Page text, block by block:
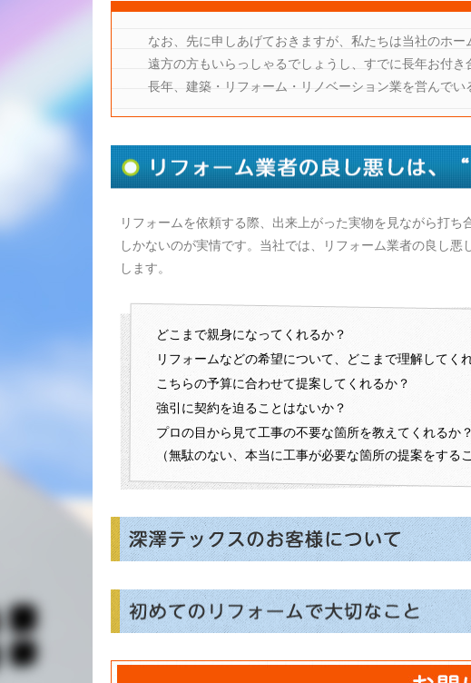
なお、先に申しあげておきますが、私たちは当社のホ
遠方の方もいらっしゃるでしょうし、すでに長年お付
長年、建築・リフォーム・リノベーション業を営んで
リフォームを依頼する際、出来上がった実物を見ながら打
しかないのが実情です。当社では、リフォーム業者の良し
します。
どこまで親身になってくれるか？
リフォームなどの希望について、どこまで理解してく
こちらの予算に合わせて提案してくれるか？
強引に契約を迫ることはないか？
プロの目から見て工事の不要な箇所を教えてくれるか？
（無駄のない、本当に工事が必要な箇所の提案をする